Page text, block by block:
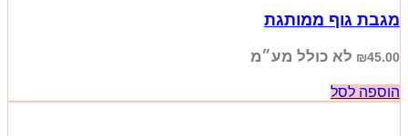
מגבת גוף ממותגת
₪45.00 לא כולל מע״מ
הוספה לסל